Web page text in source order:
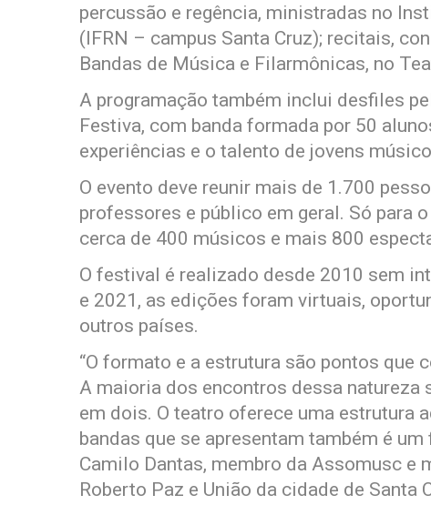
percussão e regência, ministradas no
(IFRN – campus Santa Cruz); recitais,
Bandas de Música e Filarmônicas, no
A programação também inclui desfiles
Festiva, com banda formada por 50
experiências e o talento de jovens
O evento deve reunir mais de 1.700
professores e público em geral. Só para
cerca de 400 músicos e mais 800
O festival é realizado desde 2010 sem
e 2021, as edições foram virtuais,
outros países.
“O formato e a estrutura são pontos que
A maioria dos encontros dessa natureza
em dois. O teatro oferece uma estrutura
bandas que se apresentam também é
Camilo Dantas, membro da Assomusc e
Roberto Paz e União da cidade de Santa